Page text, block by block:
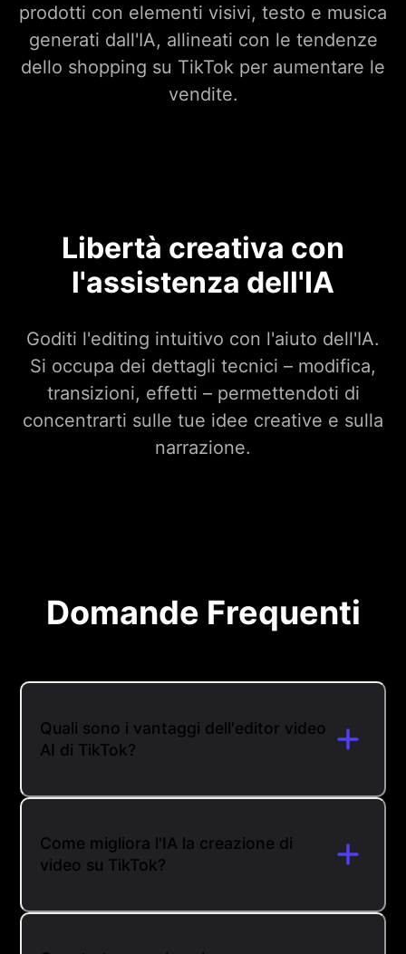
prodotti con elementi visivi, testo e musica
generati dall'IA, allineati con le tendenze
dello shopping su TikTok per aumentare le
vendite.
Libertà creativa con
l'assistenza dell'IA
Goditi l'editing intuitivo con l'aiuto dell'IA.
Si occupa dei dettagli tecnici – modifica,
transizioni, effetti – permettendoti di
concentrarti sulle tue idee creative e sulla
narrazione.
Domande Frequenti
Quali sono i vantaggi dell'editor video
AI di TikTok?
Come migliora l'IA la creazione di
video su TikTok?